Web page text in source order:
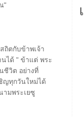
"
ถิตกับข้าพเจ้า
นได้ " ข้าแต่ พระ
ชีวิต อย่างที่
ญทุกวันใหม่ได้
ามพระเยซู